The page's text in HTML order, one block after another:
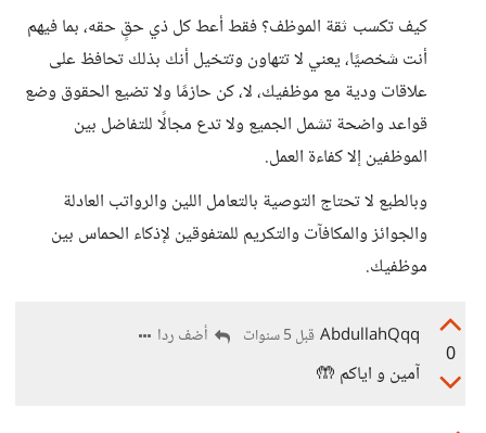
كيف تكسب ثقة الموظف؟ فقط أعط كل ذي حقٍ حقه، بما فيهم
أنت شخصيًا، يعني لا تتهاون وتتخيل أنك بذلك تحافظ على
علاقات ودية مع موظفيك، لا، كن حازمًا ولا تضيع الحقوق وضع
قواعد واضحة تشمل الجميع ولا تدع مجالًا للتفاضل بين
الموظفين إلا كفاءة العمل.
وبالطبع لا تحتاج التوصية بالتعامل اللين والرواتب العادلة
والجوائز والمكافآت والتكريم للمتفوقين لإذكاء الحماس بين
موظفيك.
0
AbdullahQqq قبل 5 سنوات أضف ردا
آمين و اياكم 🤲